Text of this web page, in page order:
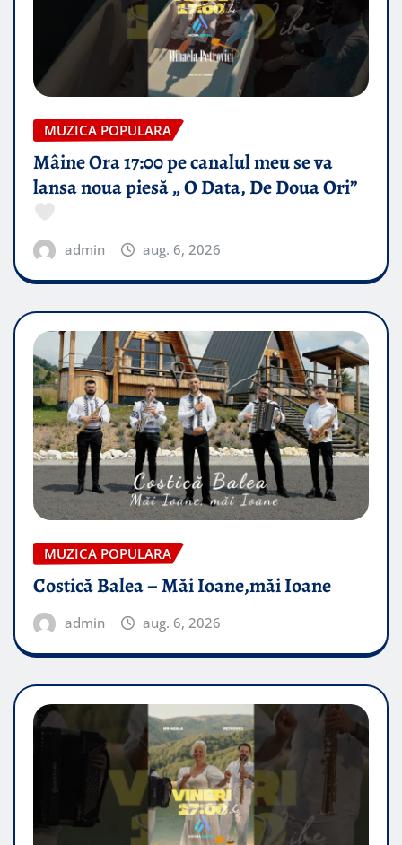
MUZICA POPULARA
Mâine Ora 17:00 pe canalul meu se va
lansa noua piesă „ O Data, De Doua Ori”
admin aug. 6, 2026
MUZICA POPULARA
Costică Balea – Măi Ioane,măi Ioane
admin aug. 6, 2026